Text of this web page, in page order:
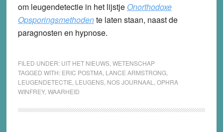
om leugendetectie in het lijstje Onorthodoxe
Opsporingsmethodente laten staan, naast de
paragnosten en hypnose.
FILED UNDER: UIT HET NIEUWS, WETENSCHAP
TAGGED WITH: ERIC POSTMA, LANCE ARMSTRONG,
LEUGENDETECTIE LEUGENS, NOS JOURNAAL
OPHRA
WINFREY, WAARHEID